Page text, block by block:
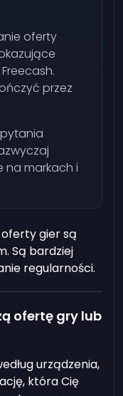
oferty
przez
na markach i
gier są
Są bardziej
regularności.
ofertę gry lub
urządzenia,
która Cię